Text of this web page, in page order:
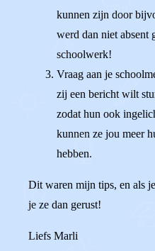
kunnen zijn door
werd dan niet absent
schoolwerk!
Vraag aan je
zij een bericht wilt
zodat hun ook
kunnen ze jou meer
hebben.
Dit waren mijn tips, en als
je ze dan gerust!
Liefs Marli